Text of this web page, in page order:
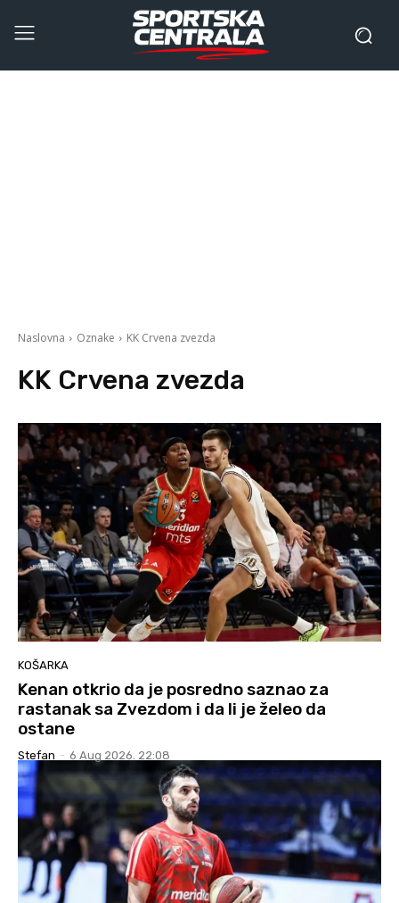
Naslovna Oznake KK Crvena zvezda
KK Crvena zvezda
KOŠARKA
Kenan otkrio da je posredno saznao za
rastanak sa Zvezdom i da li je želeo da
ostane
Stefan - 6 Aug 2026. 22:08